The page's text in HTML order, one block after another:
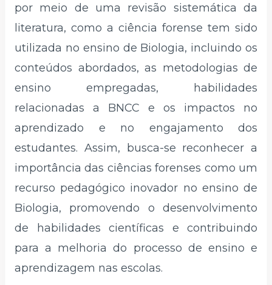
por meio de uma revisão sistemática da
literatura, como a ciência forense tem sido
utilizada no ensino de Biologia, incluindo os
conteúdos abordados, as metodologias de
ensino empregadas, habilidades
relacionadas a BNCC e os impactos no
aprendizado e no engajamento dos
estudantes. Assim, busca-se reconhecer a
importância das ciências forenses como um
recurso pedagógico inovador no ensino de
Biologia, promovendo o desenvolvimento
de habilidades científicas e contribuindo
para a melhoria do processo de ensino e
aprendizagem nas escolas.